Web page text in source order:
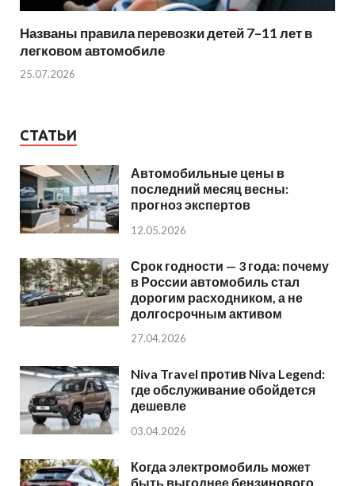
Названы правила перевозки детей 7–11 лет в
легковом автомобиле
25.07.2026
СТАТЬИ
Автомобильные цены в
последний месяц весны:
прогноз экспертов
12.05.2026
Срок годности — 3 года: почему
в России автомобиль стал
дорогим расходником, а не
долгосрочным активом
27.04.2026
Niva Travel против Niva Legend:
где обслуживание обойдется
дешевле
03.04.2026
Когда электромобиль может
быть выгоднее бензинового